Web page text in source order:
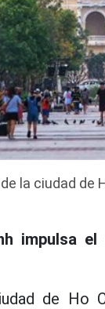
la ciudad de
impulsa
de Ho